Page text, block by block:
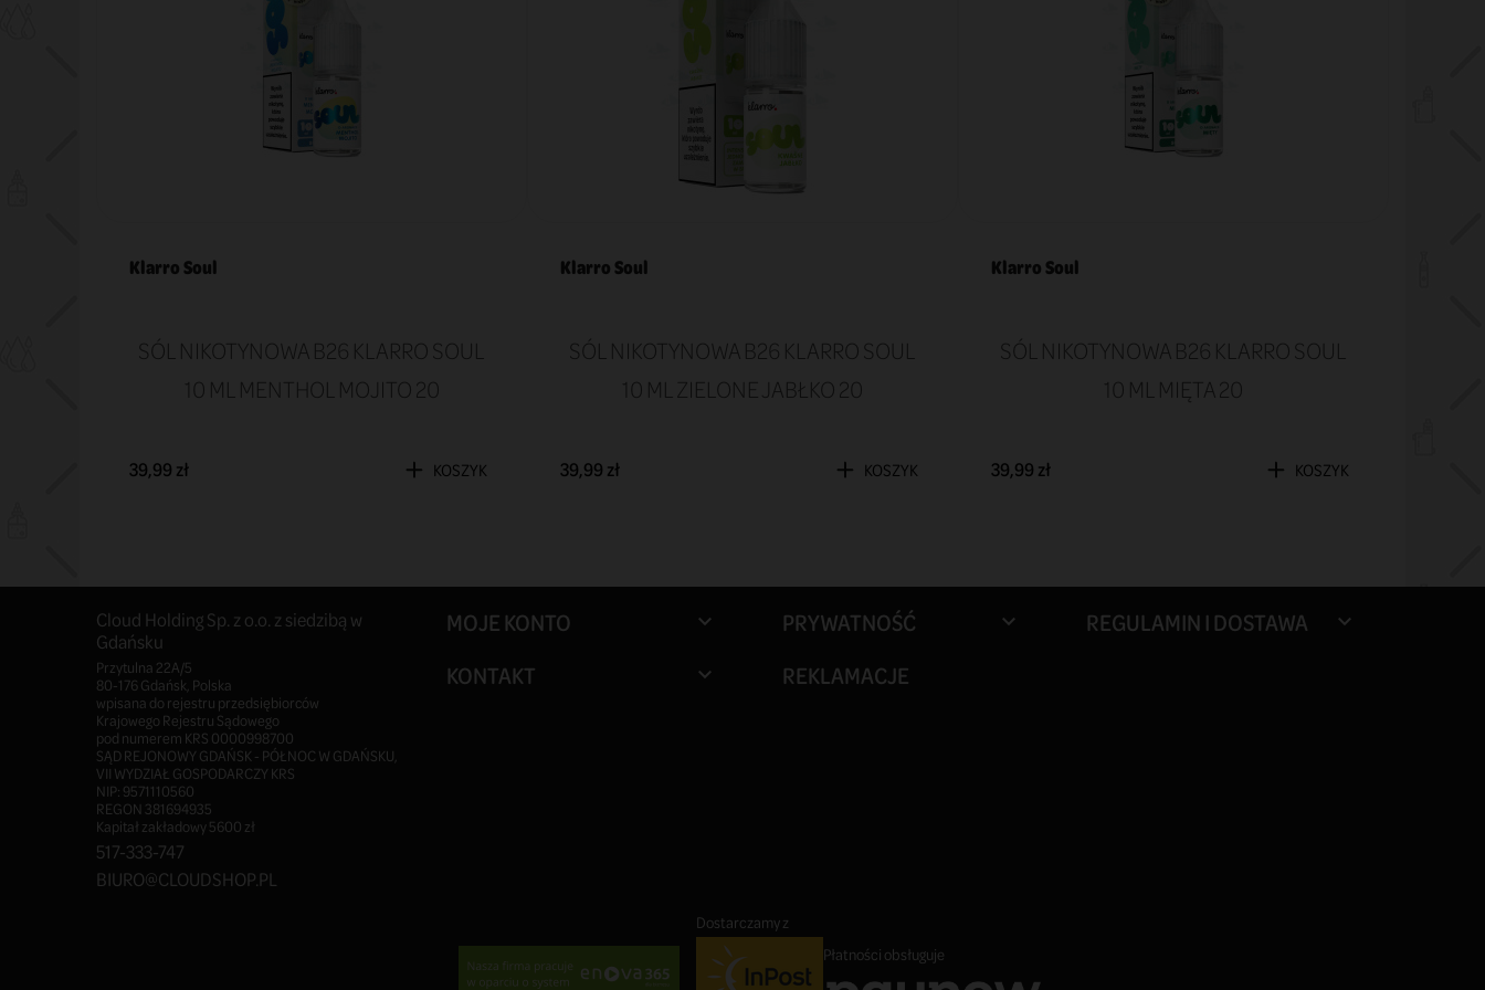
Klarro Soul
SÓL NIKOTYNOWA B26 KLARRO SOUL
10 ML MENTHOL MOJITO 20
39,99 zł KOSZYK
Klarro Soul
SÓL NIKOTYNOWA B26 KLARRO SOUL
10 ML ZIELONE JABŁKO 20
39,99 zł KOSZYK
Klarro Soul
SÓL NIKOTYNOWA B26 KLARRO SOUL
10 ML MIĘTA 20
39,99 zł KOSZYK
Cloud Holding Sp. z o.o. z siedzibą w
Gdańsku
Przytulna 22A/5
80-176 Gdańsk, Polska
wpisana do rejestru przedsiębiorców
Krajowego Rejestru Sądowego
pod numerem KRS 0000998700
SĄD REJONOWY GDAŃSK - PÓŁNOC W GDAŃSKU,
VII WYDZIAŁ GOSPODARCZY KRS
NIP: 9571110560
REGON 381694935
Kapitał zakładowy 5600 zł
517-333-747
BIURO@CLOUDSHOP.PL
MOJE KONTO 
KONTAKT 
PRYWATNOŚĆ 
REKLAMACJE
REGULAMIN I DOSTAWA 
Dostarczamy z
Płatności obsługuje